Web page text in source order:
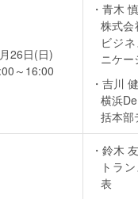
26日(日)
～16:00
青木
株式会
ビジ
ニケー
吉川
横浜
括本
鈴木
トラ
表